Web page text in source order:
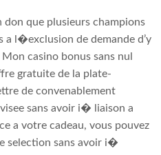
don que plusieurs champions
a l�exclusion de demande d’y
casino bonus sans nul
gratuite de la plate-
de convenablement
sans avoir i� liaison a
a votre cadeau, vous pouvez
selection sans avoir i�